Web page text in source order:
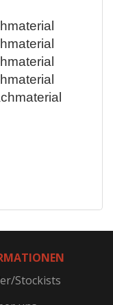
Stockists